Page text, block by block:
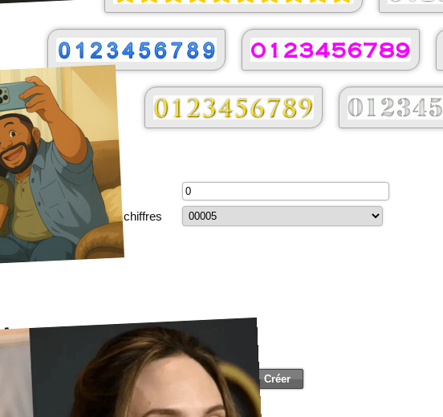
Options
Valeur initiale:
Nombre minimal de chiffres
Aperçu